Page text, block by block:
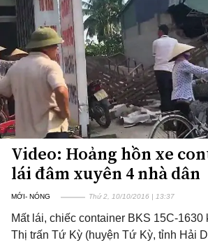
Video: Hoảng hồn xe
lái đâm xuyên 4 nhà dân
MỚI- NÓNG Thứ 2, 10/10/2016 | 13:37
Mất lái, chiếc container BKS 15C-
Thị trấn Tứ Kỳ (huyện Tứ Kỳ, tỉnh Hải